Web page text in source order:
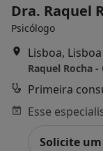
Dra. Raquel
Psicólogo
Lisboa, Lisboa
Raquel Rocha
Primeira
Solicite